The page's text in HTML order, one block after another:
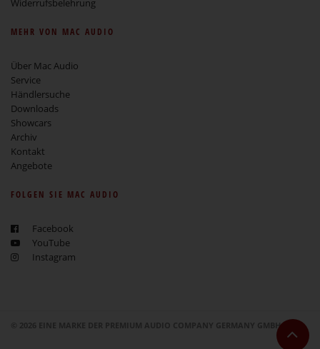
Widerrufsbelehrung
MEHR VON MAC AUDIO
Über Mac Audio
Service
Händlersuche
Downloads
Showcars
Archiv
Kontakt
Angebote
FOLGEN SIE MAC AUDIO
Facebook
YouTube
Instagram
© 2026 EINE MARKE DER PREMIUM AUDIO COMPANY GERMANY GMBH